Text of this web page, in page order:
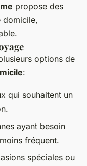
propose des
domicile,
options de
:
qui souhaitent un
ayant besoin
fréquent.
spéciales ou